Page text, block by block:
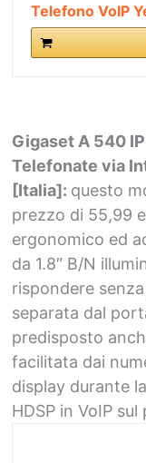
Telefono VoIP
Gigaset A 540
Telefonate via
[Italia]: questo
prezzo di 55,99
ergonomico ed
da 1.8″ B/N
rispondere
separata dal
predisposto
facilitata dai
display durante
HDSP in VoIP